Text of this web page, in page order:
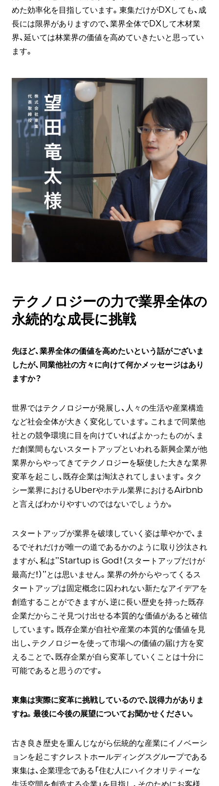
めた効率化を目指しています。東集だけがDXしても、成
長には限界がありますので、業界全体でDXして木材業
界、延いては林業界の価値を高めていきたいと思ってい
ます。
テクノロジーの力で業界全体の
永続的な成長に挑戦
先ほど、業界全体の価値を高めたいという話がございま
したが、同業他社の方々に向けて何かメッセージはあり
ますか？
世界ではテクノロジーが発展し、人々の生活や産業構造
など社会全体が大きく変化しています。これまで同業他
社との競争環境に目を向けていればよかったものが、ま
だ創業間もないスタートアップといわれる新興企業が他
業界からやってきてテクノロジーを駆使した大きな業界
変革を起こし、既存企業は淘汰されてしまいます。タク
シー業界におけるUberやホテル業界におけるAirbnb
と言えばわかりやすいのではないでしょうか。
スタートアップが業界を破壊していく姿は華やかで、ま
るでそれだけが唯一の道であるかのように取り沙汰され
ますが、私は”Startup is God！（スタートアップだけが
最高だ！）”とは思いません。業界の外からやってくるス
タートアップは固定概念に囚われない新たなアイデアを
創造することができますが、逆に長い歴史を持った既存
企業だからこそ見つけ出せる本質的な価値があると確信
しています。既存企業が自社や産業の本質的な価値を見
出し、テクノロジーを使って市場への価値の届け方を変
えることで、既存企業が自ら変革していくことは十分に
可能であると思うのです。
東集は実際に変革に挑戦しているので、説得力がありま
すね。最後に今後の展望についてお聞かせください。
古き良き歴史を重んじながら伝統的な産業にイノベーシ
ョンを起こすクレストホールディングスグループである
東集は、企業理念である「住む人にハイクオリティーな